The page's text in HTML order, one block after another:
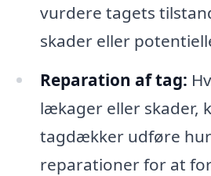
vurdere tagets
skader eller
Reparation af tag:
lækager eller skader,
tagdækker udføre
reparationer for at